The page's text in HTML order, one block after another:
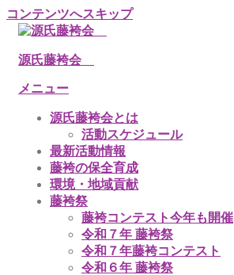
コンテンツへスキップ
源氏藤袴会
メニュー
源氏藤袴会とは
活動スケジュール
最新活動情報
藤袴の保全育成
環境・地域貢献
藤袴祭
藤袴コンテスト今年も開催
令和７年 藤袴祭
令和７年藤袴コンテスト
令和６年 藤袴祭